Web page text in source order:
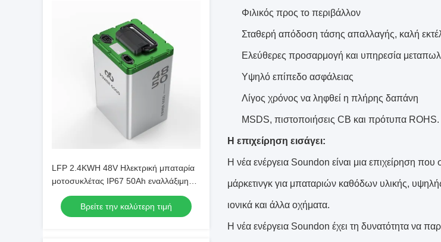
LFP 2.4KWH 48V Ηλεκτρική μπαταρία
μοτοσυκλέτας IP67 50Ah εναλλάξιμη
μπαταρία για ντουλάπι ανταλλαγής
Βρείτε την καλύτερη τιμή
Φιλικός προς το περιβάλλον
Σταθερή απόδοση τάσης απαλλαγής, καλή
Ελεύθερες προσαρμογή και υπηρεσία
Υψηλό επίπεδο ασφάλειας
Λίγος χρόνος να ληφθεί η πλήρης δαπάνη
MSDS, πιστοποιήσεις CB και πρότυπα ROHS.
Η επιχείρηση εισάγει:
Η νέα ενέργεια Soundon είναι μια επιχείρηση που
μάρκετινγκ για μπαταριών καθόδων υλικής,
ιονικά και άλλα οχήματα.
Η νέα ενέργεια Soundon έχει τη δυνατότητα να